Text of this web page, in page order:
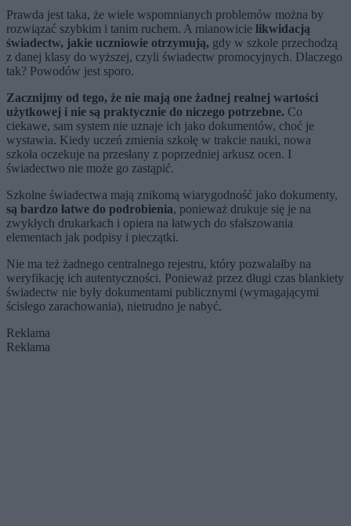
Prawda jest taka, że wiele wspomnianych problemów można by
rozwiązać szybkim i tanim ruchem. A mianowicie likwidacją
świadectw, jakie uczniowie otrzymują, gdy w szkole przechodzą
z danej klasy do wyższej, czyli świadectw promocyjnych. Dlaczego
tak? Powodów jest sporo.
Zacznijmy od tego, że nie mają one żadnej realnej wartości
użytkowej i nie są praktycznie do niczego potrzebne. Co
ciekawe, sam system nie uznaje ich jako dokumentów, choć je
wystawia. Kiedy uczeń zmienia szkołę w trakcie nauki, nowa
szkoła oczekuje na przesłany z poprzedniej arkusz ocen. I
świadectwo nie może go zastąpić.
Szkolne świadectwa mają znikomą wiarygodność jako dokumenty,
są bardzo łatwe do podrobienia, ponieważ drukuje się je na
zwykłych drukarkach i opiera na łatwych do sfałszowania
elementach jak podpisy i pieczątki.
Nie ma też żadnego centralnego rejestru, który pozwalałby na
weryfikację ich autentyczności. Ponieważ przez długi czas blankiety
świadectw nie były dokumentami publicznymi (wymagającymi
ścisłego zarachowania), nietrudno je nabyć.
Reklama
Reklama